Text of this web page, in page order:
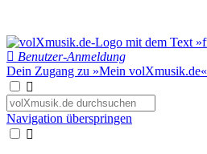
Benutzer-Anmeldung
Dein Zugang zu »Mein volXmusik.de«
Navigation überspringen